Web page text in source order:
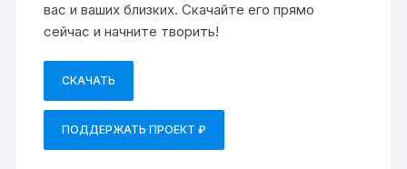
вас и ваших близких. Скачайте его прямо
сейчас и начните творить!
СКАЧАТЬ
ПОДДЕРЖАТЬ ПРОЕКТ ₽